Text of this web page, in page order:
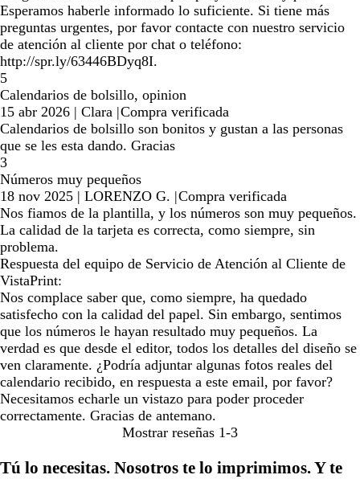
Esperamos haberle informado lo suficiente. Si tiene más
preguntas urgentes, por favor contacte con nuestro servicio
de atención al cliente por chat o teléfono:
http://spr.ly/63446BDyq8I.
5
Calendarios de bolsillo, opinion
15 abr 2026 | Clara |Compra verificada
Calendarios de bolsillo son bonitos y gustan a las personas
que se les esta dando. Gracias
3
Números muy pequeños
18 nov 2025 | LORENZO G. |Compra verificada
Nos fiamos de la plantilla, y los números son muy pequeños.
La calidad de la tarjeta es correcta, como siempre, sin
problema.
Respuesta del equipo de Servicio de Atención al Cliente de
VistaPrint:
Nos complace saber que, como siempre, ha quedado
satisfecho con la calidad del papel. Sin embargo, sentimos
que los números le hayan resultado muy pequeños. La
verdad es que desde el editor, todos los detalles del diseño se
ven claramente. ¿Podría adjuntar algunas fotos reales del
calendario recibido, en respuesta a este email, por favor?
Necesitamos echarle un vistazo para poder proceder
correctamente. Gracias de antemano.
Mostrar reseñas 1-3
Tú lo necesitas. Nosotros te lo imprimimos. Y te